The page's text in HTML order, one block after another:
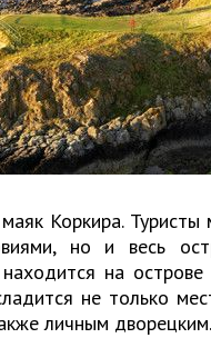
Коркира.
но и весь
на
не только
личным дворецким.